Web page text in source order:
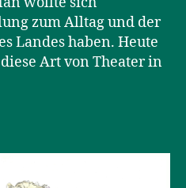
zum Alltag und der
Landes haben. Heute
Art von Theater in